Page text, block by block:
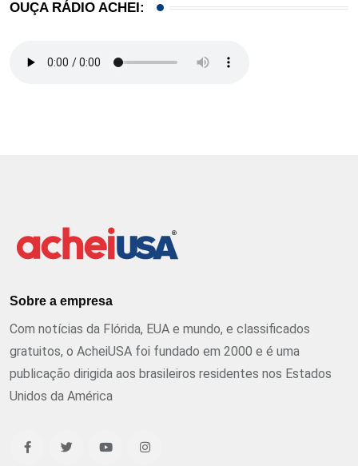
OUÇA RÁDIO ACHEI:
Sobre a empresa
Com notícias da Flórida, EUA e mundo, e classificados
gratuitos, o AcheiUSA foi fundado em 2000 e é uma
publicação dirigida aos brasileiros residentes nos Estados
Unidos da América